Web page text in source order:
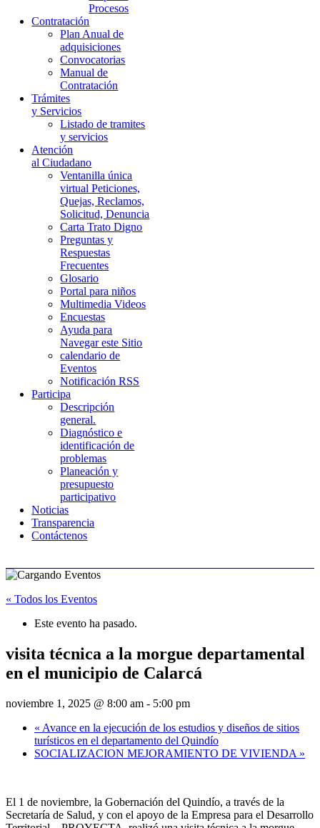
Procesos
Contratación
Plan Anual de
adquisiciones
Convocatorias
Manual de
Contratación
Trámites
y Servicios
Listado de tramites
y servicios
Atención
al Ciudadano
Ventanilla única
virtual Peticiones,
Quejas, Reclamos,
Solicitud, Denuncia
Carta Trato Digno
Preguntas y
Respuestas
Frecuentes
Glosario
Portal para niños
Multimedia Videos
Encuestas
Ayuda para
Navegar este Sitio
calendario de
Eventos
Notificación RSS
Participa
Descripción
general.
Diagnóstico e
identificación de
problemas
Planeación y
presupuesto
participativo
Noticias
Transparencia
Contáctenos
« Todos los Eventos
Este evento ha pasado.
visita técnica a la morgue departamental
en el municipio de Calarcá
noviembre 1, 2025 @ 8:00 am - 5:00 pm
« Avance en la ejecución de los estudios y diseños de sitios
turísticos en el departamento del Quindío
SOCIALIZACION MEJORAMIENTO DE VIVIENDA »
El 1 de noviembre, la Gobernación del Quindío, a través de la
Secretaría de Salud, y con el apoyo de la Empresa para el Desarrollo